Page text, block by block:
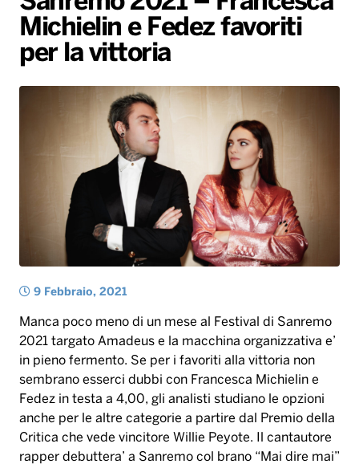
PALATOUR
Musica e Spettacolo
Sport
Radio Norba Consiglia
Leggerissime
Generale
Novità
Notiziario
Interviste
Oroscopo
Speciale Astrabilia 2026
Radio Norba News TV
Voce al Bari
Battiti Live 2026
Gallery
Michielin e Fedez favoriti
per la vittoria
9 Febbraio, 2021
Manca poco meno di un mese al Festival di Sanremo
2021 targato Amadeus e la macchina organizzativa e’
in pieno fermento. Se per i favoriti alla vittoria non
sembrano esserci dubbi con Francesca Michielin e
Fedez in testa a 4,00, gli analisti studiano le opzioni
anche per le altre categorie a partire dal Premio della
Critica che vede vincitore Willie Peyote. Il cantautore
rapper debuttera’ a Sanremo col brano “Mai dire mai”